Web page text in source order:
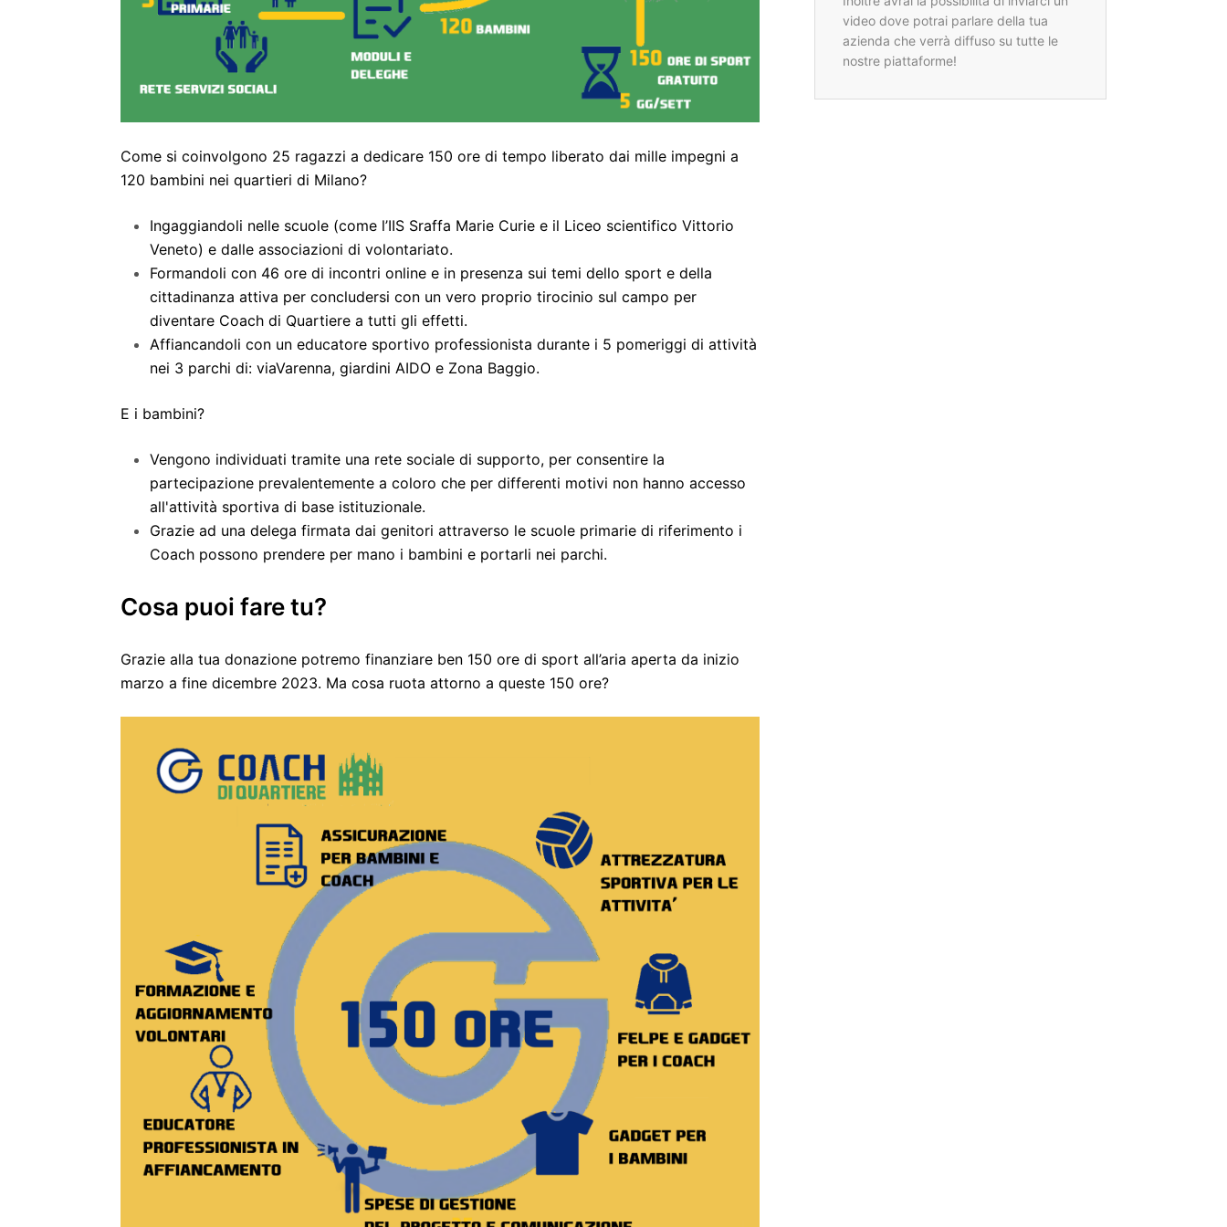
Come si coinvolgono 25 ragazzi a dedicare 150 ore di tempo liberato dai mille impegni a
120 bambini nei quartieri di Milano?
Ingaggiandoli nelle scuole (come l’IIS Sraffa Marie Curie e il Liceo scientifico Vittorio
Veneto) e dalle associazioni di volontariato.
Formandoli con 46 ore di incontri online e in presenza sui temi dello sport e della
cittadinanza attiva per concludersi con un vero proprio tirocinio sul campo per
diventare Coach di Quartiere a tutti gli effetti.
Affiancandoli con un educatore sportivo professionista durante i 5 pomeriggi di attività
nei 3 parchi di: viaVarenna, giardini AIDO e Zona Baggio.
E i bambini?
Vengono individuati tramite una rete sociale di supporto, per consentire la
partecipazione prevalentemente a coloro che per differenti motivi non hanno accesso
all'attività sportiva di base istituzionale.
Grazie ad una delega firmata dai genitori attraverso le scuole primarie di riferimento i
Coach possono prendere per mano i bambini e portarli nei parchi.
Cosa puoi fare tu?
Grazie alla tua donazione potremo finanziare ben 150 ore di sport all’aria aperta da inizio
marzo a fine dicembre 2023. Ma cosa ruota attorno a queste 150 ore?
video dove potrai parlare della tua
azienda che verrà diffuso su tutte le
nostre piattaforme!